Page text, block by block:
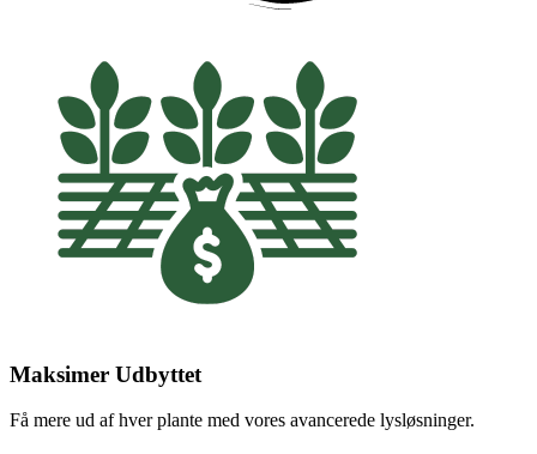
Maksimer Udbyttet
Få mere ud af hver plante med vores avancerede lysløsninger.